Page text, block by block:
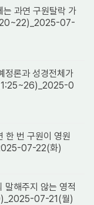
과연 구원탈락 가
07-
정론과 성경전체가
0
한 번 구원이 영원
07-22(화)
해주지 않는 영적
07-21(월)